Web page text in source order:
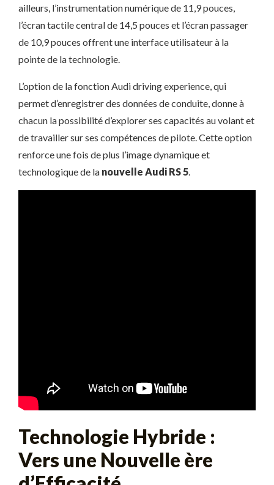
ailleurs, l’instrumentation numérique de 11,9 pouces,
l’écran tactile central de 14,5 pouces et l’écran passager
de 10,9 pouces offrent une interface utilisateur à la
pointe de la technologie.
L’option de la fonction Audi driving experience, qui
permet d’enregistrer des données de conduite, donne à
chacun la possibilité d’explorer ses capacités au volant et
de travailler sur ses compétences de pilote. Cette option
renforce une fois de plus l’image dynamique et
technologique de la nouvelle Audi RS 5.
Technologie Hybride :
Vers une Nouvelle ère